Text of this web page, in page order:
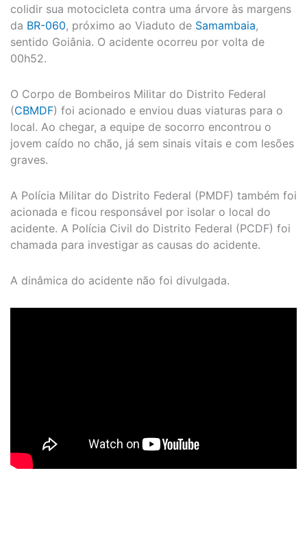
colidir sua motocicleta contra uma árvore às margens
da BR-060, próximo ao Viaduto de Samambaia,
sentido Goiânia. O acidente ocorreu por volta de
00h52.
O Corpo de Bombeiros Militar do Distrito Federal
(CBMDF) foi acionado e enviou duas viaturas para o
local. Ao chegar, a equipe de socorro encontrou o
jovem caído no chão, já sem sinais vitais e com lesões
graves.
A Polícia Militar do Distrito Federal (PMDF) também foi
acionada e ficou responsável por isolar o local do
acidente. A Polícia Civil do Distrito Federal (PCDF) foi
chamada para investigar as causas do acidente.
A dinâmica do acidente não foi divulgada.